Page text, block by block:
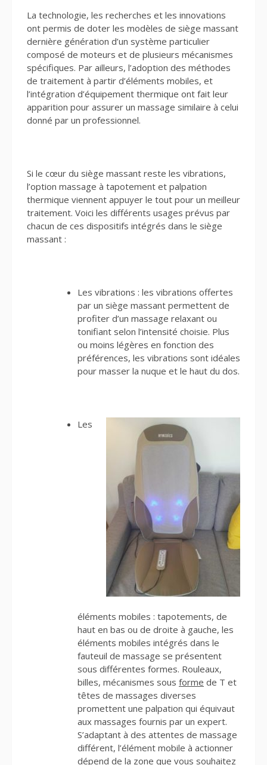
La technologie, les recherches et les innovations
ont permis de doter les modèles de siège massant
dernière génération d’un système particulier
composé de moteurs et de plusieurs mécanismes
spécifiques. Par ailleurs, l’adoption des méthodes
de traitement à partir d’éléments mobiles, et
l’intégration d’équipement thermique ont fait leur
apparition pour assurer un massage similaire à celui
donné par un professionnel.
Si le cœur du siège massant reste les vibrations,
l’option massage à tapotement et palpation
thermique viennent appuyer le tout pour un meilleur
traitement. Voici les différents usages prévus par
chacun de ces dispositifs intégrés dans le siège
massant :
Les vibrations : les vibrations offertes
par un siège massant permettent de
profiter d’un massage relaxant ou
tonifiant selon l’intensité choisie. Plus
ou moins légères en fonction des
préférences, les vibrations sont idéales
pour masser la nuque et le haut du dos.
Les
éléments mobiles : tapotements, de
haut en bas ou de droite à gauche, les
éléments mobiles intégrés dans le
fauteuil de massage se présentent
sous différentes formes. Rouleaux,
billes, mécanismes sous forme de T et
têtes de massages diverses
promettent une palpation qui équivaut
aux massages fournis par un expert.
S’adaptant à des attentes de massage
différent, l’élément mobile à actionner
dépend de la zone que vous souhaitez